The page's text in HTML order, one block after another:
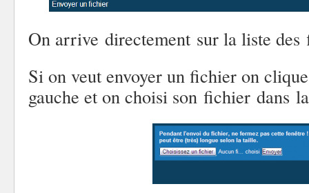
On arrive directement sur la liste
Si on veut envoyer un fichier on
gauche et on choisi son fichier dans